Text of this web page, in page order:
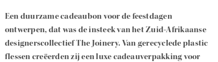
Een duurzame cadeaubon voor de feestdagen
ontwerpen, dat was de insteek van het Zuid-Afrikaanse
designerscollectief The Joinery. Van gerecyclede plastic
flessen creëerden zij een luxe cadeauverpakking voor